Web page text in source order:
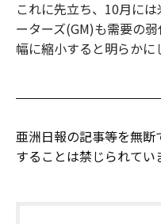
これに先立ち、10月に
ーターズ(GM)も需要の
幅に縮小すると明らかに
亜洲日報の記事等を無
することは禁じられてい